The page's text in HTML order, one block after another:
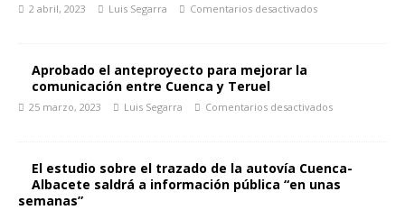
2 abril, 2023 Luis Segarra Comentarios desactivados
Aprobado el anteproyecto para mejorar la
comunicación entre Cuenca y Teruel
25 marzo, 2023 Luis Segarra Comentarios desactivados
El estudio sobre el trazado de la autovía Cuenca-
Albacete saldrá a información pública “en unas
semanas”